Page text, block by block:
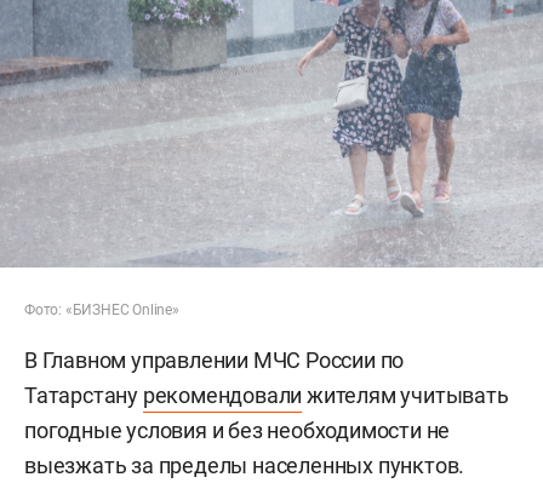
Фото: «БИЗНЕС Online»
В Главном управлении МЧС России по
Татарстану рекомендовали жителям учитывать
погодные условия и без необходимости не
выезжать за пределы населенных пунктов.